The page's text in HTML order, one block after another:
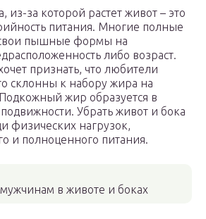
из-за которой растет живот – это
питания. Многие полные
пышные формы на
либо возраст.
признать, что любители
склонны к набору жира на
жир образуется в
Убрать живот и бока
физических нагрузок,
и полноценного питания.
в животе и боках